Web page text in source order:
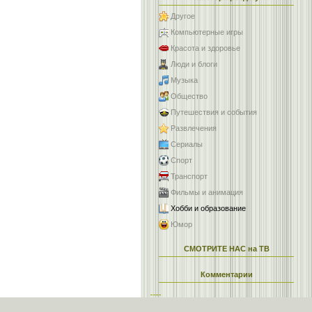
Другое
Компьютерные игры
Красота и здоровье
Люди и блоги
Музыка
Общество
Путешествия и события
Развлечения
Сериалы
Спорт
Транспорт
Фильмы и анимация
Хобби и образование
Юмор
СМОТРИТЕ НАС на ТВ
Комментарии